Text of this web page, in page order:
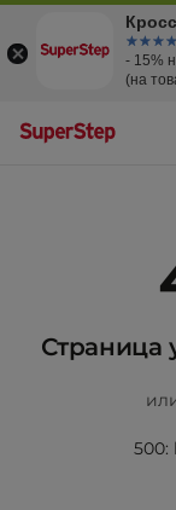
Страница
500:
- 15%
(на